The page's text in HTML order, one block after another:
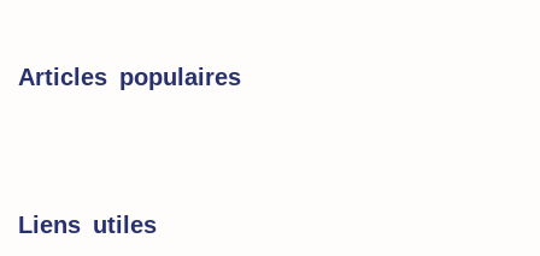
Articles populaires
Liens utiles